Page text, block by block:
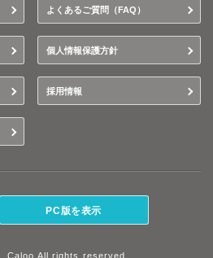
よくあるご質問（FAQ）
個人情報保護方針
採用情報
PC版を表示
Caloo All rights reserved.